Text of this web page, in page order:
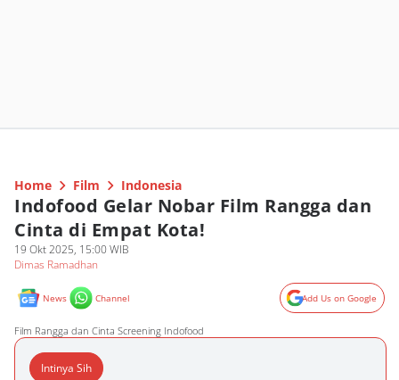
Home Film Indonesia
Indofood Gelar Nobar Film Rangga dan
Cinta di Empat Kota!
19 Okt 2025, 15:00 WIB
Dimas Ramadhan
News Channel Add Us on Google
Film Rangga dan Cinta Screening Indofood
Intinya Sih